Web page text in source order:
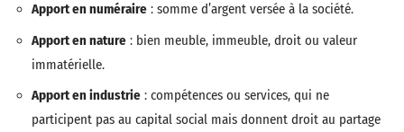
Apport en numéraire : somme d’argent versée à la société.
Apport en nature : bien meuble, immeuble, droit ou valeur
immatérielle.
Apport en industrie : compétences ou services, qui ne
participent pas au capital social mais donnent droit au partage